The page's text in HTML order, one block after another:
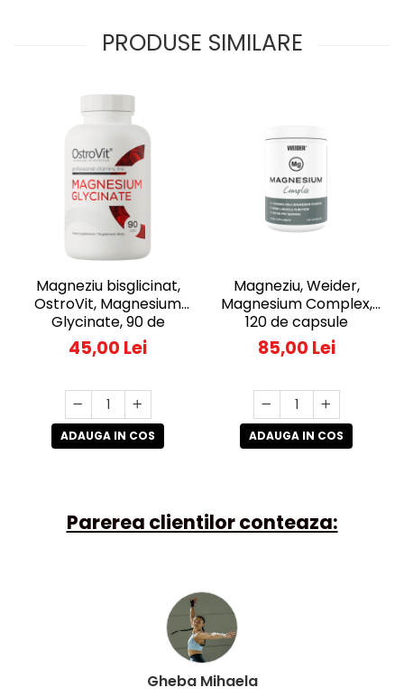
PRODUSE SIMILARE
Magneziu bisglicinat,
OstroVit, Magnesium
Glycinate, 90 de
capsule
45,00 Lei
ADAUGA IN COS
Magneziu, Weider,
Magnesium Complex,
120 de capsule
85,00 Lei
ADAUGA IN COS
Parerea clientilor conteaza: